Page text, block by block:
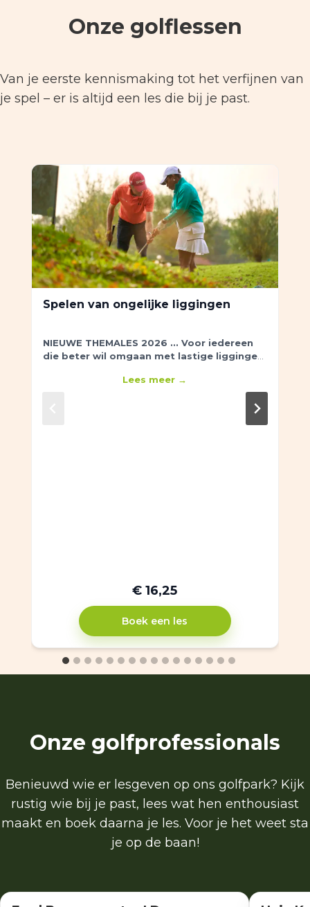
Onze golflessen
Van je eerste kennismaking tot het verfijnen van
je spel – er is altijd een les die bij je past.
Spelen van ongelijke liggingen
NIEUWE THEMALES 2026 ... Voor iedereen
die beter wil omgaan met lastige liggingen
onder je voeten en op hellingen omhoog of
Lees meer →
€ 16,25
Boek een les
Onze golfprofessionals
Benieuwd wie er lesgeven op ons golfpark? Kijk
rustig wie bij je past, lees wat hen enthousiast
maakt en boek daarna je les. Voor je het weet sta
je op de baan!